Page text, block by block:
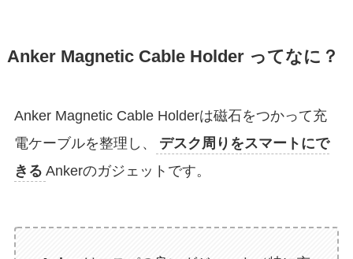
Anker Magnetic Cable Holder ってなに？
Anker Magnetic Cable Holderは磁石をつかって充
電ケーブルを整理し、
デスク周りをスマートにで
きる Ankerのガジェットです。